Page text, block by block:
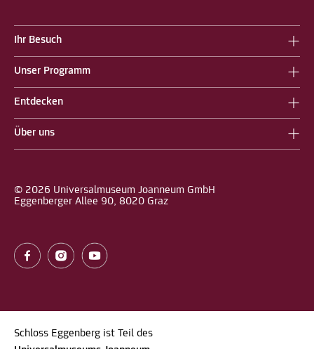
Ihr Besuch
Unser Programm
Entdecken
Über uns
© 2026 Universalmuseum Joanneum GmbH
Eggenberger Allee 90, 8020 Graz
Schloss Eggenberg ist Teil des